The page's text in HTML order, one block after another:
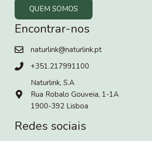
QUEM SOMOS
Encontrar-nos
naturlink@naturlink.pt
+351.217991100
Naturlink, S.A
Rua Robalo Gouveia, 1-1A
1900-392 Lisboa
Redes sociais